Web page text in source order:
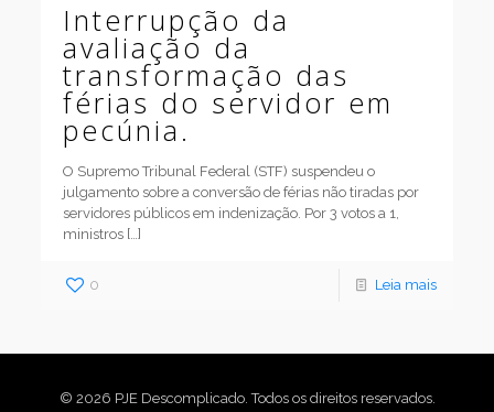
Interrupção da
avaliação da
transformação das
férias do servidor em
pecúnia.
O Supremo Tribunal Federal (STF) suspendeu o
julgamento sobre a conversão de férias não tiradas por
servidores públicos em indenização. Por 3 votos a 1,
ministros […]
0 Leia mais
© 2026 PJE Descomplicado. Todos os direitos reservados.